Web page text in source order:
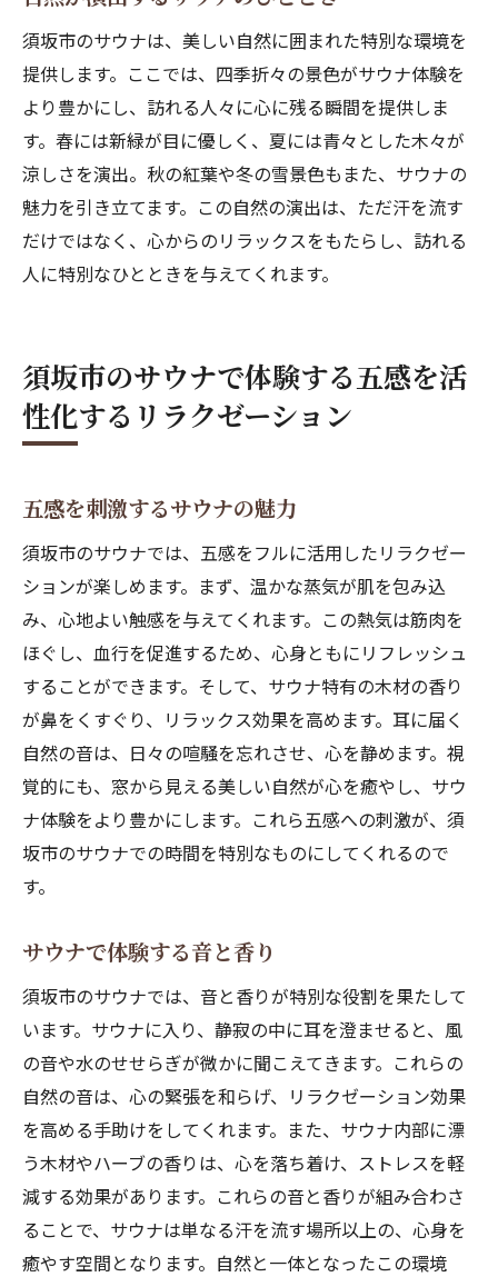
須坂市のサウナは、美しい自然に囲まれた特別な環境を
提供します。ここでは、四季折々の景色がサウナ体験を
より豊かにし、訪れる人々に心に残る瞬間を提供しま
す。春には新緑が目に優しく、夏には青々とした木々が
涼しさを演出。秋の紅葉や冬の雪景色もまた、サウナの
魅力を引き立てます。この自然の演出は、ただ汗を流す
だけではなく、心からのリラックスをもたらし、訪れる
人に特別なひとときを与えてくれます。
須坂市のサウナで体験する五感を活
性化するリラクゼーション
五感を刺激するサウナの魅力
須坂市のサウナでは、五感をフルに活用したリラクゼー
ションが楽しめます。まず、温かな蒸気が肌を包み込
み、心地よい触感を与えてくれます。この熱気は筋肉を
ほぐし、血行を促進するため、心身ともにリフレッシュ
することができます。そして、サウナ特有の木材の香り
が鼻をくすぐり、リラックス効果を高めます。耳に届く
自然の音は、日々の喧騒を忘れさせ、心を静めます。視
覚的にも、窓から見える美しい自然が心を癒やし、サウ
ナ体験をより豊かにします。これら五感への刺激が、須
坂市のサウナでの時間を特別なものにしてくれるので
す。
サウナで体験する音と香り
須坂市のサウナでは、音と香りが特別な役割を果たして
います。サウナに入り、静寂の中に耳を澄ませると、風
の音や水のせせらぎが微かに聞こえてきます。これらの
自然の音は、心の緊張を和らげ、リラクゼーション効果
を高める手助けをしてくれます。また、サウナ内部に漂
う木材やハーブの香りは、心を落ち着け、ストレスを軽
減する効果があります。これらの音と香りが組み合わさ
ることで、サウナは単なる汗を流す場所以上の、心身を
癒やす空間となります。自然と一体となったこの環境